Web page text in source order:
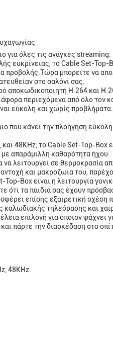
για όλες τις ανάγκες streaming.
το Cable Set-Top-
μπορείτε να
στο σαλόνι σας.
αποκωδικοποιητή H.264 και
περιεχόμενα από όλο τον
εύκολη και χωρίς
που κάνει την πλοήγηση
48KHz, το Cable Set-Top-
απαράμιλλη καθαρότητα ήχου.
να λειτουργεί σε θερμοκρασία
και μακροζωία του,
Top-Box είναι η λειτουργία
ότι τα παιδιά σας έχουν
επίσης εξαιρετική σχέση
καλωδιακής τηλεόρασης και
επιλογή για όποιον
πάρτε την διασκέδαση στο
48KHz